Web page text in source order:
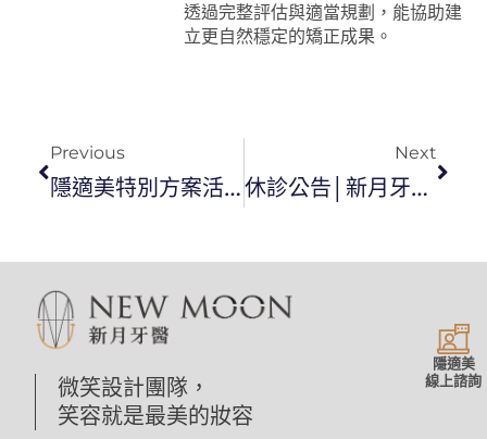
透過完整評估與適當規劃，能協助建
立更自然穩定的矯正成果。
Previous
隱適美特別方案活動(即日起至6/5)
Next
休診公告│新月牙醫診所端午節連假休診
微笑設計團隊，
笑容就是最美的妝容
隱適美
線上諮詢